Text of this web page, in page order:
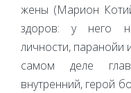
жены (Марион
здоров: у него
личности, паранойи
самом деле
внутренний, герой